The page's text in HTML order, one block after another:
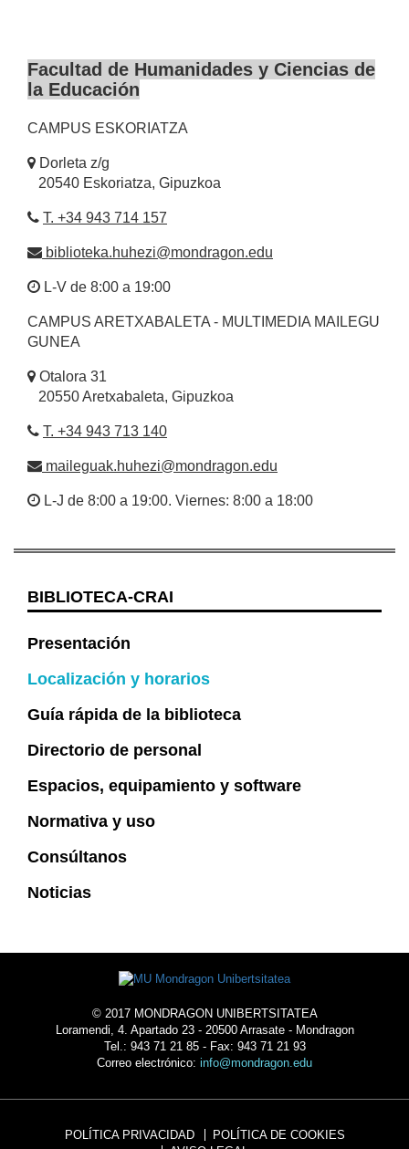
Facultad de Humanidades y Ciencias de
la Educación
CAMPUS ESKORIATZA
Dorleta z/g
20540 Eskoriatza, Gipuzkoa
T. +34 943 714 157
biblioteka.huhezi@mondragon.edu
L-V de 8:00 a 19:00
CAMPUS ARETXABALETA - MULTIMEDIA MAILEGU
GUNEA
Otalora 31
20550 Aretxabaleta, Gipuzkoa
T. +34 943 713 140
maileguak.huhezi@mondragon.edu
L-J de 8:00 a 19:00. Viernes: 8:00 a 18:00
BIBLIOTECA-CRAI
Presentación
Localización y horarios
Guía rápida de la biblioteca
Directorio de personal
Espacios, equipamiento y software
Normativa y uso
Consúltanos
Noticias
© 2017 MONDRAGON UNIBERTSITATEA
Loramendi, 4. Apartado 23 - 20500 Arrasate - Mondragon
Tel.: 943 71 21 85 - Fax: 943 71 21 93
Correo electrónico: info@mondragon.edu
POLÍTICA PRIVACIDAD
POLÍTICA DE COOKIES